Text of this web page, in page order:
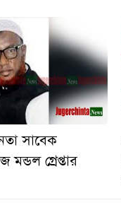
সাবেক
মন্ডল গ্রেপ্তার